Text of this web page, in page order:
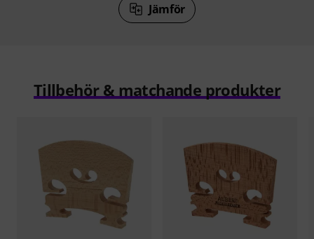
Jämför
Tillbehör & matchande produkter